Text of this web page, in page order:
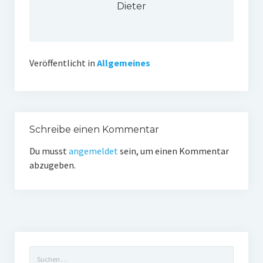
Dieter
Veröffentlicht in Allgemeines
Schreibe einen Kommentar
Du musstangemeldetsein, um einen Kommentar
abzugeben.